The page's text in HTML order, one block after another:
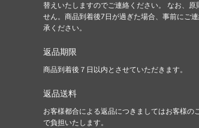
替えいたしますのでご連絡ください。 なお、
せん。商品到着後7日が過ぎた場合、事前にご
承ください。
返品期限
商品到着後７日以内とさせていただきます。
返品送料
お客様都合による返品につきましてはお客様
で負担いたします。